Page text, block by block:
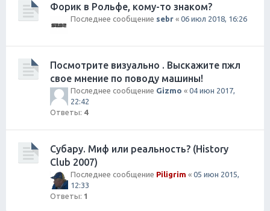
Форик в Рольфе, кому-то знаком?
Последнее сообщение sebr « 06 июл 2018, 16:26
Посмотрите визуально . Выскажите пжл
свое мнение по поводу машины!
Последнее сообщение Gizmo « 04 июн 2017,
22:42
Ответы: 4
Субару. Миф или реальность? (History
Club 2007)
Последнее сообщение Piligrim « 05 июн 2015,
12:33
Ответы: 1